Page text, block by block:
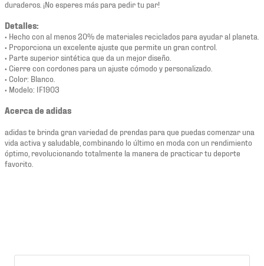
duraderos. ¡No esperes más para pedir tu par!
Detalles:
• Hecho con al menos 20% de materiales reciclados para ayudar al planeta.
• Proporciona un excelente ajuste que permite un gran control.
• Parte superior sintética que da un mejor diseño.
• Cierre con cordones para un ajuste cómodo y personalizado.
• Color: Blanco.
• Modelo: IF1903
Acerca de adidas
adidas te brinda gran variedad de prendas para que puedas comenzar una
vida activa y saludable, combinando lo último en moda con un rendimiento
óptimo, revolucionando totalmente la manera de practicar tu deporte
favorito.